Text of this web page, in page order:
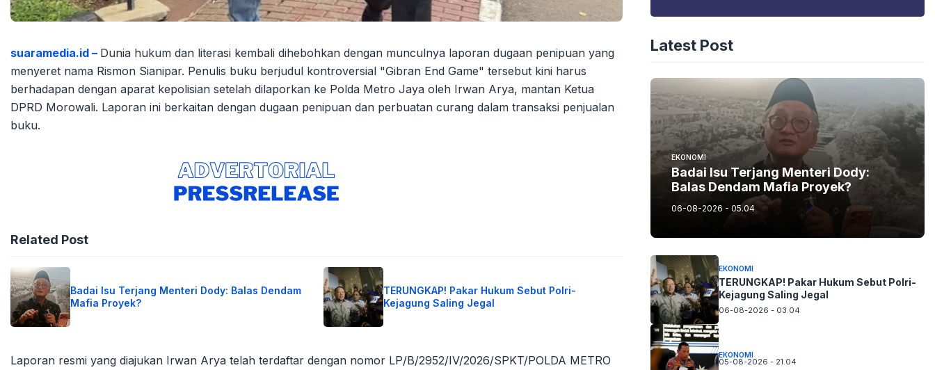
suaramedia.id – Dunia hukum dan literasi kembali dihebohkan dengan munculnya laporan dugaan penipuan yang
menyeret nama Rismon Sianipar. Penulis buku berjudul kontroversial "Gibran End Game" tersebut kini harus
berhadapan dengan aparat kepolisian setelah dilaporkan ke Polda Metro Jaya oleh Irwan Arya, mantan Ketua
DPRD Morowali. Laporan ini berkaitan dengan dugaan penipuan dan perbuatan curang dalam transaksi penjualan
buku.
Related Post
Badai Isu Terjang Menteri Dody: Balas Dendam
Mafia Proyek?
TERUNGKAP! Pakar Hukum Sebut Polri-
Kejagung Saling Jegal
Laporan resmi yang diajukan Irwan Arya telah terdaftar dengan nomor LP/B/2952/IV/2026/SPKT/POLDA METRO
Latest Post
EKONOMI
Badai Isu Terjang Menteri Dody:
Balas Dendam Mafia Proyek?
06-08-2026 - 05.04
EKONOMI
TERUNGKAP! Pakar Hukum Sebut Polri-
Kejagung Saling Jegal
06-08-2026 - 03.04
EKONOMI
05-08-2026 - 21.04